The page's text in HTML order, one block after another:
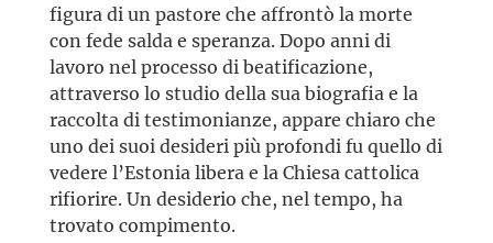
figura di un pastore che affrontò la morte
con fede salda e speranza. Dopo anni di
lavoro nel processo di beatificazione,
attraverso lo studio della sua biografia e la
raccolta di testimonianze, appare chiaro che
uno dei suoi desideri più profondi fu quello di
vedere l’Estonia libera e la Chiesa cattolica
rifiorire. Un desiderio che, nel tempo, ha
trovato compimento.